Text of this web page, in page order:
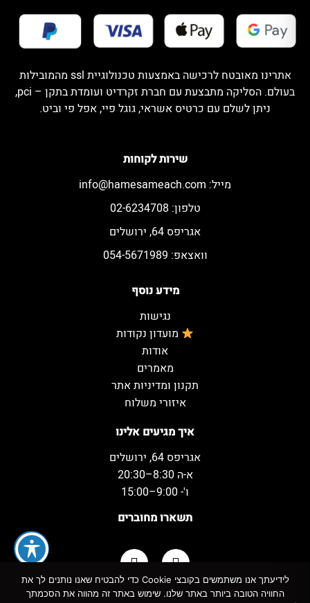
איך מגיעים אלינו
אגריפס 64, ירושלים
א-ה 8:30–20:30
ו'- 9:00–15:00
תשארו מחוברים
מידע נוסף
נגישות
מועדון נקודות
אודות
מאמרים
תקנון ומדיניות אתר
איזורי משלוח
שירות לקוחות
מייל: info@hamesameach.com
טלפון: 02-6234708
אגריפס 64, ירושלים
וואצאפ: 054-5671989
אתרינו מאובטח לרכישה באמצעות טכנולוגיית ssl מהמובילות
בעולם. הסליקה מתבצעת עם חברת זקרדיט ועומדת בתקן – pci,
ניתן לשלם עם כרטיס אשראי, גוגל פיי, אפל פי וביט.
לידיעתך אנו משתמשים בקובצי Cookie כדי להבטיח שאנו נותנים לך את
החוויה הטובה ביותר באתר שלנו. שימוש באתר זה מהווה את הסכמתך